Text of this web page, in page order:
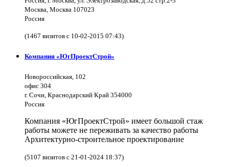
Москва, Москва 107023
Россия
(1467 визитов с 10-02-2015 07:43)
Компания «ЮгПроектСтрой»
Новороссийская, 102
офис 304
г. Сочи, Краснодарский Край 354000
Россия
Компания «ЮгПроектСтрой» имеет большой стаж
работы можете не переживать за качество работы
Архитектурно-строительное проектирование
(5107 визитов с 21-01-2024 18:37)